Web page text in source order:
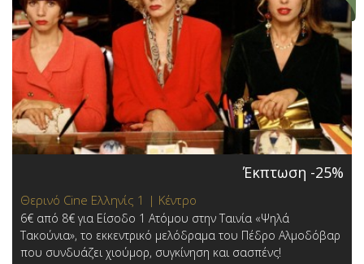
Έκπτωση -25%
Θερινό Cine Ελληνίς 1 | Κέντρο
6€ από 8€ για Είσοδο 1 Ατόμου στην Ταινία «Ψηλά
Τακούνια», το εκκεντρικό μελόδραμα του Πέδρο Αλμοδόβαρ
που συνδυάζει χιούμορ, συγκίνηση και σασπένς!